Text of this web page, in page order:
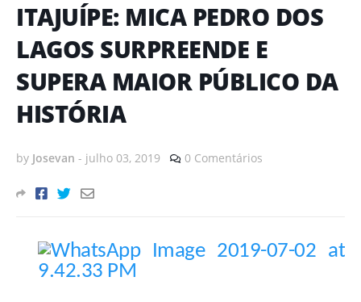
ITAJUÍPE: MICA PEDRO DOS
LAGOS SURPREENDE E
SUPERA MAIOR PÚBLICO DA
HISTÓRIA
by Josevan - julho 03, 2019 0 Comentários